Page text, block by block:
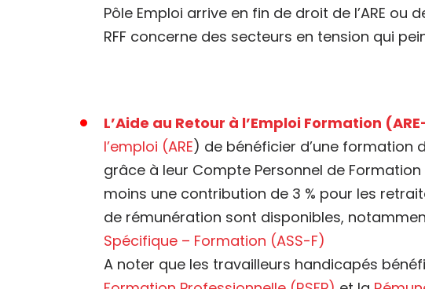
Pôle Emploi arrive en fin de droit de l’ARE ou
RFF concerne des secteurs en tension qui
L’Aide au Retour à l’Emploi Formation
l’emploi (ARE) de bénéficier d’une formation
grâce à leur Compte Personnel de Formation
moins une contribution de 3 % pour les
de rémunération sont disponibles,
Spécifique – Formation (ASS-F)
A noter que les travailleurs handicapés